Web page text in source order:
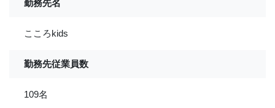
勤務先名
こころkids
勤務先従業員数
109名